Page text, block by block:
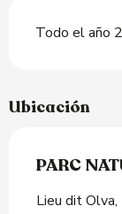
Todo el año
Ubicación
PARC
Lieu dit